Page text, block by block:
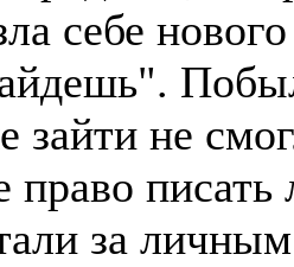
себе
зайти не
право
за